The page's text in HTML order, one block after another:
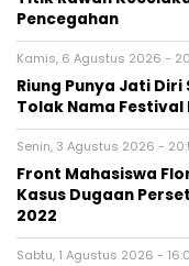
Pencegahan
Kamis, 6 Agustus 2026 -
Riung Punya Jati Diri
Tolak Nama Festival
Senin, 3 Agustus 2026 -
Front Mahasiswa
Kasus Dugaan
2022
Sabtu, 1 Agustus 2026 -